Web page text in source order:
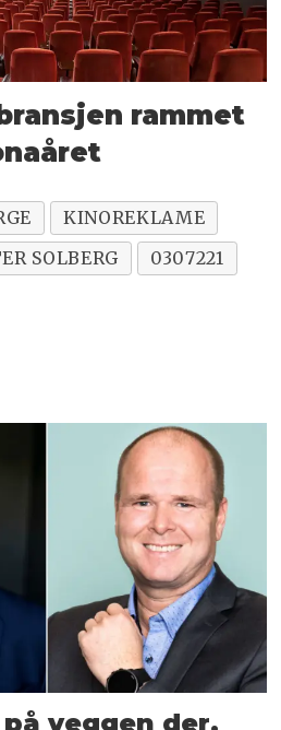
rammet
KINOREKLAME
SOLBERG
0307221
på veggen der,